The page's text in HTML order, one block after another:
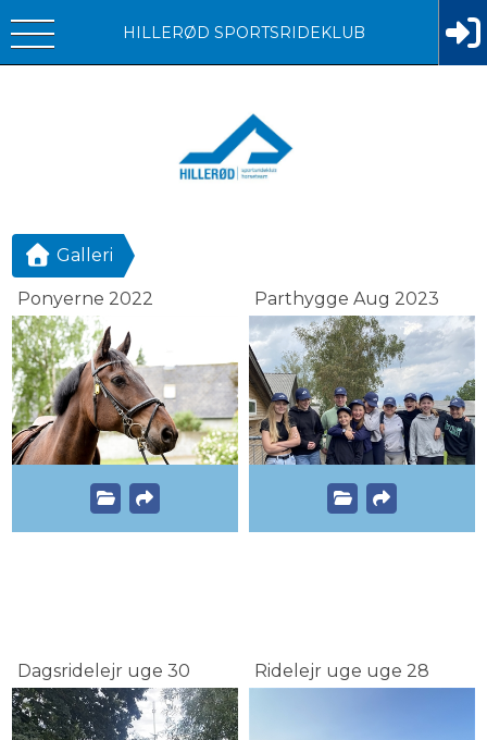
HILLERØD SPORTSRIDEKLUB
Galleri
Ponyerne 2022 Parthygge Aug 2023
Dagsridelejr uge 30 Ridelejr uge uge 28